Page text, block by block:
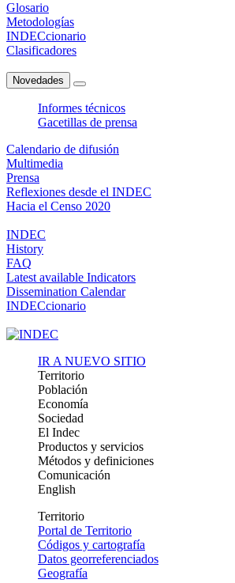
Glosario
Metodologías
INDECcionario
Clasificadores
Novedades
Informes técnicos
Gacetillas de prensa
Calendario de difusión
Multimedia
Prensa
Reflexiones desde el INDEC
Hacia el Censo 2020
INDEC
History
FAQ
Latest available Indicators
Dissemination Calendar
INDECcionario
IR A NUEVO SITIO
Territorio
Población
Economía
Sociedad
El Indec
Productos y servicios
Métodos y definiciones
Comunicación
English
Territorio
Portal de Territorio
Códigos y cartografía
Datos georreferenciados
Geografía